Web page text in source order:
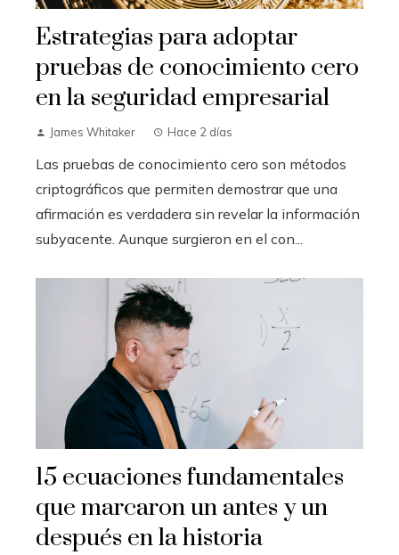
Estrategias para adoptar
pruebas de conocimiento cero
en la seguridad empresarial
James Whitaker Hace 2 días
Las pruebas de conocimiento cero son métodos
criptográficos que permiten demostrar que una
afirmación es verdadera sin revelar la información
subyacente. Aunque surgieron en el con...
15 ecuaciones fundamentales
que marcaron un antes y un
después en la historia